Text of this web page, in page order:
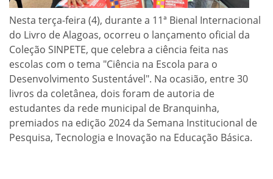
Nesta terça-feira (4), durante a 11ª Bienal Internacional
do Livro de Alagoas, ocorreu o lançamento oficial da
Coleção SINPETE, que celebra a ciência feita nas
escolas com o tema "Ciência na Escola para o
Desenvolvimento Sustentável". Na ocasião, entre 30
livros da coletânea, dois foram de autoria de
estudantes da rede municipal de Branquinha,
premiados na edição 2024 da Semana Institucional de
Pesquisa, Tecnologia e Inovação na Educação Básica.